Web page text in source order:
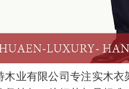
木业有限公司专注实木衣